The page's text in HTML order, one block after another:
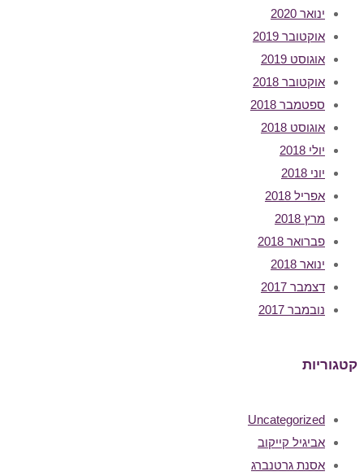
ינואר 2020
אוקטובר 2019
אוגוסט 2019
אוקטובר 2018
ספטמבר 2018
אוגוסט 2018
יולי 2018
יוני 2018
אפריל 2018
מרץ 2018
פברואר 2018
ינואר 2018
דצמבר 2017
נובמבר 2017
קטגוריות
Uncategorized
אביגיל קייקוב
אסנת גרטנברג